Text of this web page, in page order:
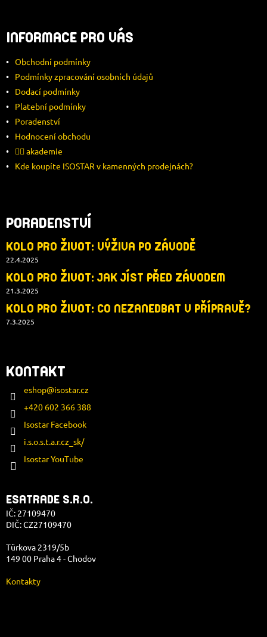
P
A
T
INFORMACE PRO VÁS
Obchodní podmínky
Podmínky zpracování osobních údajů
Dodací podmínky
Platební podmínky
Poradenství
Hodnocení obchodu
🚴‍♂️ akademie
Kde koupíte ISOSTAR v kamenných prodejnách?
PORADENSTVÍ
KOLO PRO ŽIVOT: VÝŽIVA PO ZÁVODĚ
22.4.2025
KOLO PRO ŽIVOT: JAK JÍST PŘED ZÁVODEM
21.3.2025
KOLO PRO ŽIVOT: CO NEZANEDBAT V PŘÍPRAVĚ?
7.3.2025
KONTAKT
eshop@isostar.cz
+420 602 366 388
Isostar Facebook
i.s.o.s.t.a.r.cz_sk/
Isostar YouTube
ESATRADE S.R.O.
IČ: 27109470
DIČ: CZ27109470
Türkova 2319/5b
149 00 Praha 4 - Chodov
Kontakty